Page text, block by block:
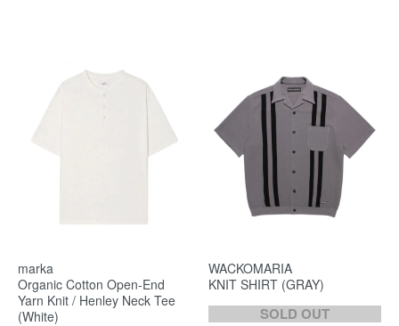
marka
Organic Cotton Open-End
Yarn Knit / Henley Neck Tee
(White)
WACKOMARIA
KNIT SHIRT (GRAY)
SOLD OUT